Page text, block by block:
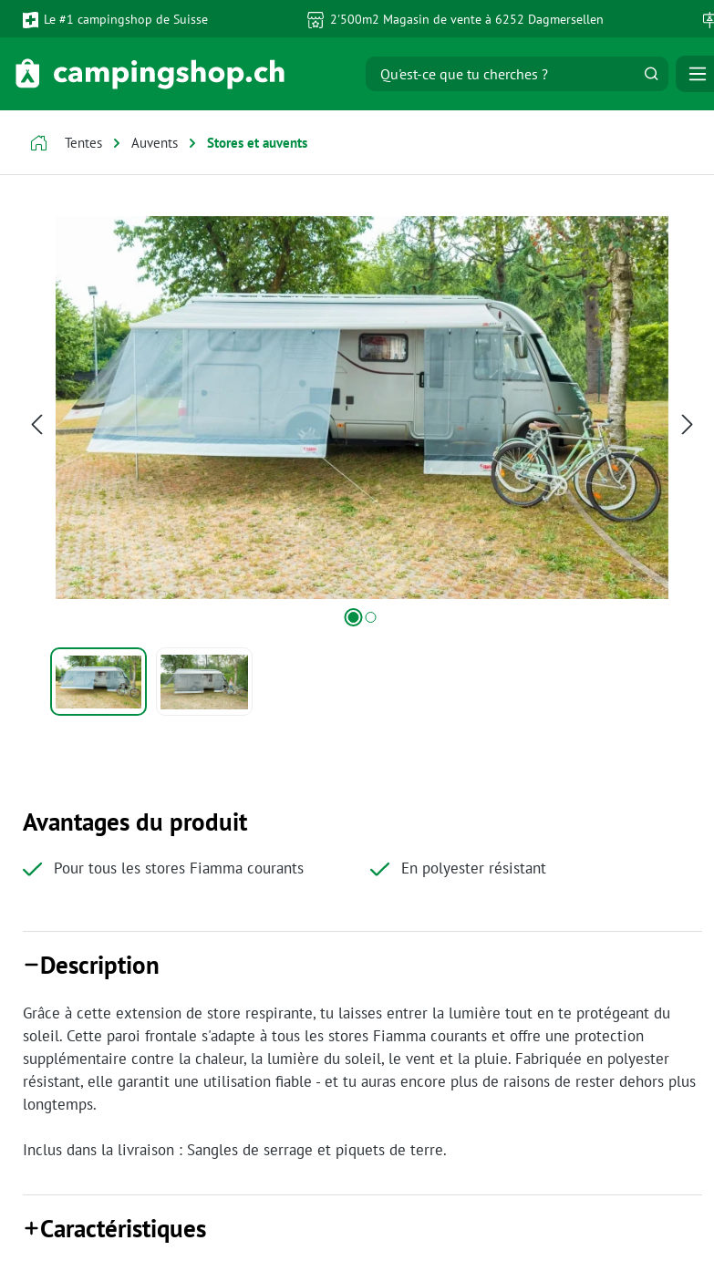
au contenu principal
Passer à la recherche
Passer à la navigation principale
Le #1 campingshop de Suisse 2'500m2 Magasin de vente à 6252 Dagmersellen
Tentes Auvents Stores et auvents
Ignorer la galerie d'images
Avantages du produit
Pour tous les stores Fiamma courants En polyester résistant
Description
Grâce à cette extension de store respirante, tu laisses entrer la lumière tout en te protégeant du
soleil. Cette paroi frontale s'adapte à tous les stores Fiamma courants et offre une protection
supplémentaire contre la chaleur, la lumière du soleil, le vent et la pluie. Fabriquée en polyester
résistant, elle garantit une utilisation fiable - et tu auras encore plus de raisons de rester dehors plus
longtemps.
Inclus dans la livraison : Sangles de serrage et piquets de terre.
Caractéristiques